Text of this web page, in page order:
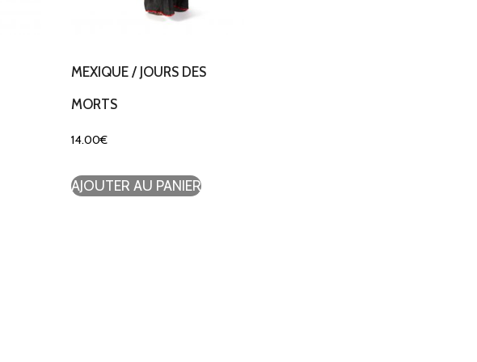
MEXIQUE / JOURS DES
MORTS
14.00€
AJOUTER AU PANIER